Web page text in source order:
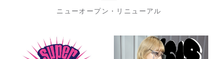
ニューオープン・リニューアル